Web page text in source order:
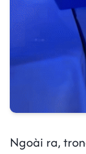
Ngoài ra,